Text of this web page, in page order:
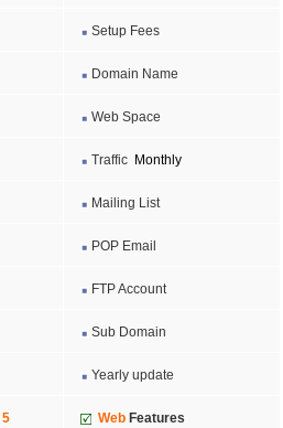
Setup Fees
Domain Name
Web Space
Traffic Monthly
Mailing List
POP Email
FTP Account
Sub Domain
Yearly update
Web Features
5 Years